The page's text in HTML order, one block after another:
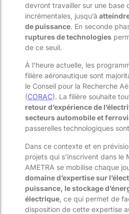
devront travailler sur une base
incrémentales, jusqu’à
de puissance. En seconde
ruptures de technologies
de ce seuil.
À l’heure actuelle, les
filière aéronautique sont
le Conseil pour la Recherche
(CORAC). La filière souhaite
retour d’expérience de
secteurs automobile et
passerelles technologiques
Dans ce contexte et en
projets qui s’inscrivent dans le
AMETRA se mobilise chaque
domaine d’expertise sur
puissance, le stockage
électrique , ce qui permet de
disposition de cette expertise